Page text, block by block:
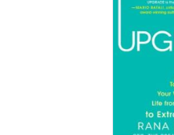
帮助您的管理者为未来的工
让团队更轻松地共同学习、